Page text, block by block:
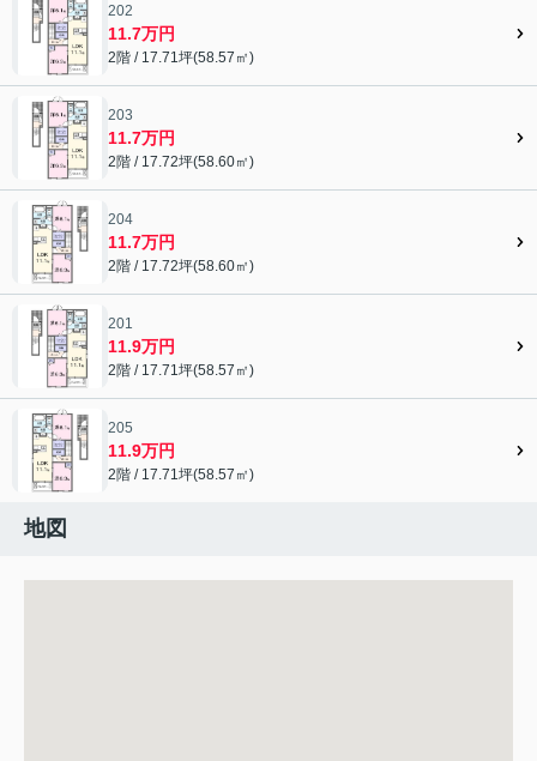
202
11.7万円
2階 / 17.71坪(58.57㎡)
203
11.7万円
2階 / 17.72坪(58.60㎡)
204
11.7万円
2階 / 17.72坪(58.60㎡)
201
11.9万円
2階 / 17.71坪(58.57㎡)
205
11.9万円
2階 / 17.71坪(58.57㎡)
地図